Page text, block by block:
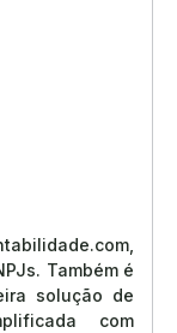
Também é
solução de
com